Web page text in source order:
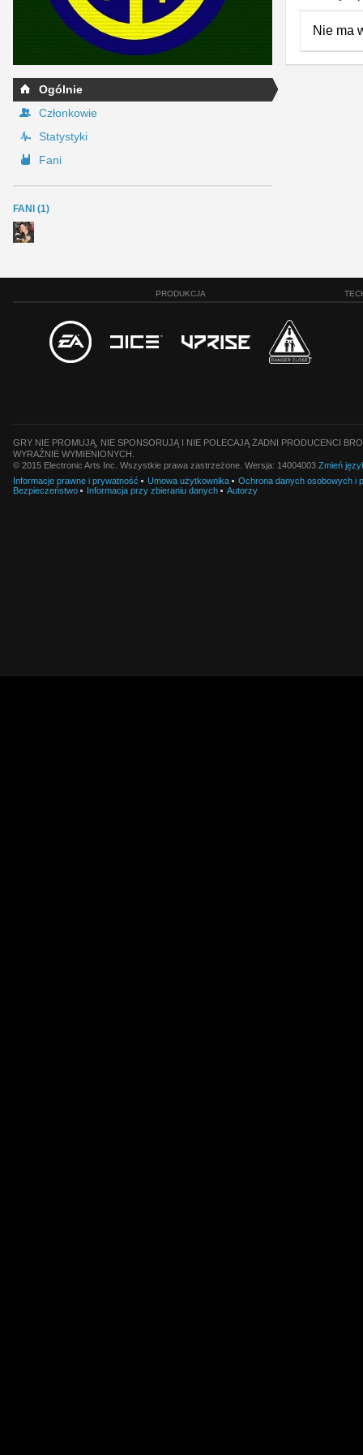
Ogólnie
Członkowie
Statystyki
Fani
FANI (1)
Nie ma
PRODUKCJA
GRY NIE PROMUJĄ, NIE SPONSORUJĄ I NIE POLECAJĄ ŻADNI PRODUCENCI
WYRAŹNIE WYMIENIONYCH.
© 2015 Electronic Arts Inc. Wszystkie prawa zastrzeżone. Wersja: 14004003 Zmień
Informacje prawne i prywatność
Umowa użytkownika
Ochrona danych osobowych i
Bezpieczeństwo
Informacja przy zbieraniu danych Autorzy